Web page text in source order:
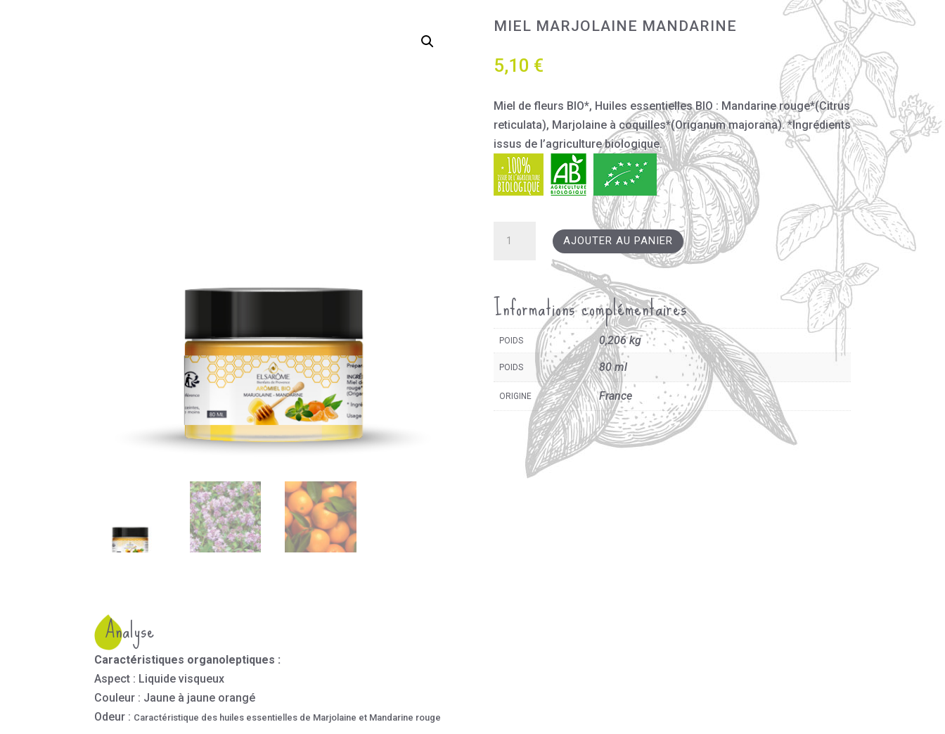
MIEL MARJOLAINE MANDARINE
5,10 €
Miel de fleurs BIO*, Huiles essentielles BIO : Mandarine rouge*(Citrus
reticulata), Marjolaine à coquilles*(Origanum majorana). *Ingrédients
issus de l’agriculture biologique.
Mandarine
AJOUTER AU PANIER
Informations complémentaires
POIDS 0,206 kg
POIDS 80 ml
ORIGINE France
Analyse
Caractéristiques organoleptiques :
Aspect : Liquide visqueux
Couleur : Jaune à jaune orangé
Odeur : Caractéristique des huiles essentielles de Marjolaine et Mandarine rouge